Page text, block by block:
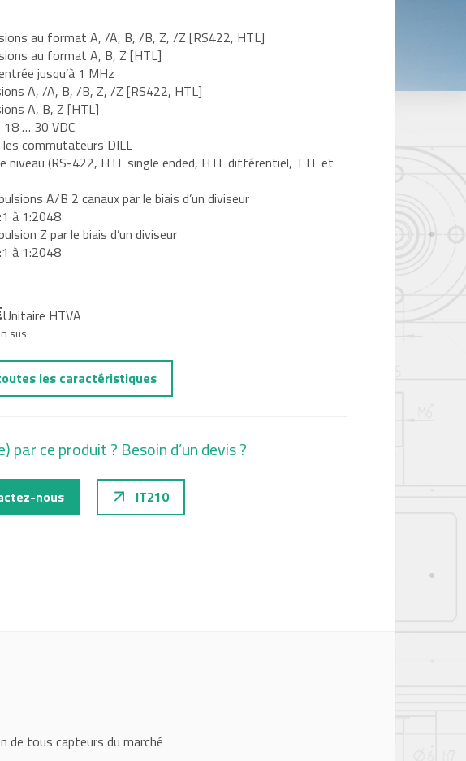
au format A, /A, B, /B, Z, /Z [RS422, HTL]
au format A, B, Z [HTL]
jusqu’à 1 MHz
A, /A, B, /B, Z, /Z [RS422, HTL]
A, B, Z [HTL]
… 30 VDC
les commutateurs DILL
niveau (RS-422, HTL single ended, HTL différentiel, TTL et
A/B 2 canaux par le biais d’un diviseur
à 1:2048
Z par le biais d’un diviseur
à 1:2048
Unitaire HTVA
sus
les caractéristiques
par ce produit ? Besoin d’un devis ?
nous IT210
de tous capteurs du marché